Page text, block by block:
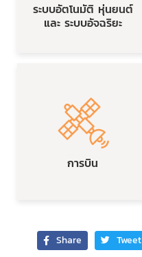
ระบบอัตโนมัติ หุ่นยนต์
และ ระบบอัจฉริยะ
การบิน
Share Tweet